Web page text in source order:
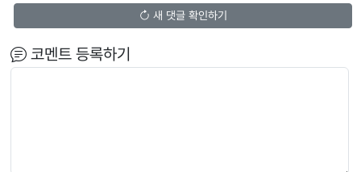
새 댓글 확인하기
코멘트 등록하기